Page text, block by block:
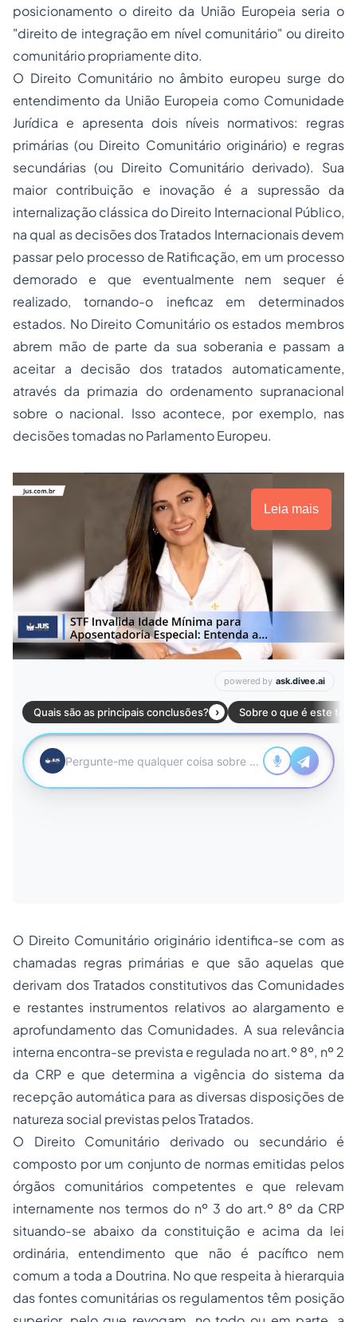
posicionamento o direito da União Europeia seria o
"direito de integração em nível comunitário" ou direito
comunitário propriamente dito.
O Direito Comunitário no âmbito europeu surge do
entendimento da União Europeia como Comunidade
Jurídica e apresenta dois níveis normativos: regras
primárias (ou Direito Comunitário originário) e regras
secundárias (ou Direito Comunitário derivado). Sua
maior contribuição e inovação é a supressão da
internalização clássica do Direito Internacional Público,
na qual as decisões dos Tratados Internacionais devem
passar pelo processo de Ratificação, em um processo
demorado e que eventualmente nem sequer é
realizado, tornando-o ineficaz em determinados
estados. No Direito Comunitário os estados membros
abrem mão de parte da sua soberania e passam a
aceitar a decisão dos tratados automaticamente,
através da primazia do ordenamento supranacional
sobre o nacional. Isso acontece, por exemplo, nas
decisões tomadas no Parlamento Europeu.
Leia mais
O Direito Comunitário originário identifica-se com as
chamadas regras primárias e que são aquelas que
derivam dos Tratados constitutivos das Comunidades
e restantes instrumentos relativos ao alargamento e
aprofundamento das Comunidades. A sua relevância
interna encontra-se prevista e regulada no art.º 8º, nº 2
da CRP e que determina a vigência do sistema da
recepção automática para as diversas disposições de
natureza social previstas pelos Tratados.
O Direito Comunitário derivado ou secundário é
composto por um conjunto de normas emitidas pelos
órgãos comunitários competentes e que relevam
internamente nos termos do nº 3 do art.º 8º da CRP
situando-se abaixo da constituição e acima da lei
ordinária, entendimento que não é pacífico nem
comum a toda a Doutrina. No que respeita à hierarquia
das fontes comunitárias os regulamentos têm posição